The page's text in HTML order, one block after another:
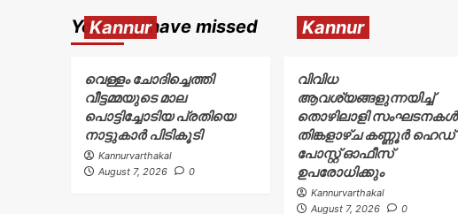
You may have missed
Kannur
വെള്ളം ചോദിച്ചെത്തി
വീട്ടമ്മയുടെ മാല
പൊട്ടിച്ചോടിയ പ്രതിയെ
നാട്ടുകാർ പിടികൂടി
Kannurvarthakal
August 7, 2026
0
Kannur
വിവിധ
ആവശ്യങ്ങളുന്നയിച്ച്
തൊഴിലാളി സംഘടനകൾ
തിങ്കളാഴ്ച കണ്ണൂർ ഹെഡ്
പോസ്റ്റ് ഓഫീസ്
ഉപരോധിക്കും
Kannurvarthakal
August 7, 2026
0